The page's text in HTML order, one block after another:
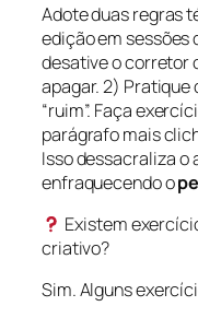
Adote duas regras
edição em sessões
desative o corretor
apagar. 2)
“ruim”. Faça
parágrafo mais
Isso dessacraliza o
enfraquecendo o
Existem
criativo?
Sim. Alguns